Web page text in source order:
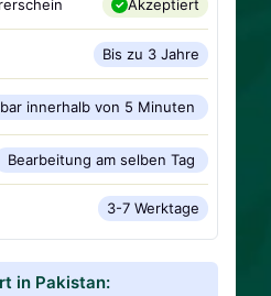
Akzeptiert
Bis zu 3 Jahre
innerhalb von 5 Minuten
Bearbeitung am selben Tag
3-7 Werktage
in Pakistan: